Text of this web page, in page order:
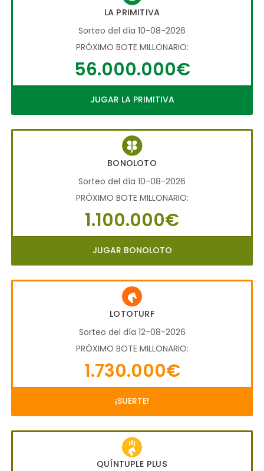
LA PRIMITIVA
Sorteo del día 10-08-2026
PRÓXIMO BOTE MILLONARIO:
56.000.000€
JUGAR LA PRIMITIVA
BONOLOTO
Sorteo del día 10-08-2026
PRÓXIMO BOTE MILLONARIO:
1.100.000€
JUGAR BONOLOTO
LOTOTURF
Sorteo del día 12-08-2026
PRÓXIMO BOTE MILLONARIO:
1.730.000€
¡SUERTE!
QUÍNTUPLE PLUS